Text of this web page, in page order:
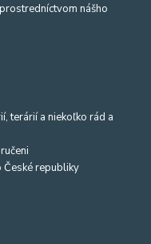
nášho
terárií a niekoľko rád a
České republiky